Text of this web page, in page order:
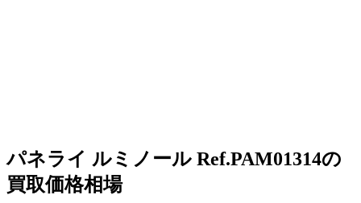
パネライ ルミノール Ref.PAM01314の
買取価格相場